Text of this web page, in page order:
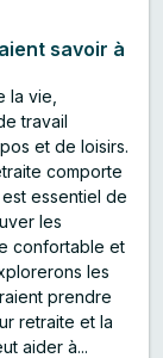
savoir à
la vie,
travail
et de loisirs.
comporte
essentiel de
les
confortable et
les
prendre
retraite et la
aider à...